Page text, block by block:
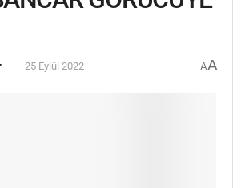
25 Eylül 2022 AA